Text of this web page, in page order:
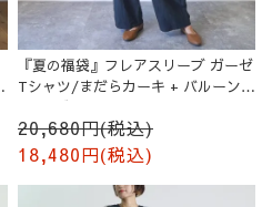
『夏の福袋』フレアスリーブ ガーゼ
Tシャツ/まだらカーキ + バルーンパ
ンツ/ブラック
20,680円(税込)
18,480円(税込)